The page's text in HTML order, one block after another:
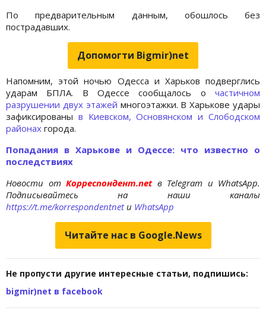
По предварительным данным, обошлось без
пострадавших.
Допомогти Bigmir)net
Напомним, этой ночью Одесса и Харьков подверглись
ударам БПЛА. В Одессе сообщалось о частичном
разрушении двух этажей многоэтажки. В Харькове удары
зафиксированы в Киевском, Основянском и Слободском
районах города.
Попадания в Харькове и Одессе: что известно о
последствиях
Новости отКорреспондент.net в Telegram и WhatsApp.
Подписывайтесь на наши каналы
https://t.me/korrespondentnetи WhatsApp
Читайте нас в Google.News
Не пропусти другие интересные статьи, подпишись:
bigmir)net в facebook